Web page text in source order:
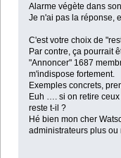
Alarme végète dans
Je n'ai pas la réponse,
C'est votre choix de
Par contre, ça pourrait
"Annoncer" 1687
m'indispose fortement.
Exemples concrets,
Euh …. si on retire
reste t-il ?
Hé bien mon cher
administrateurs plus